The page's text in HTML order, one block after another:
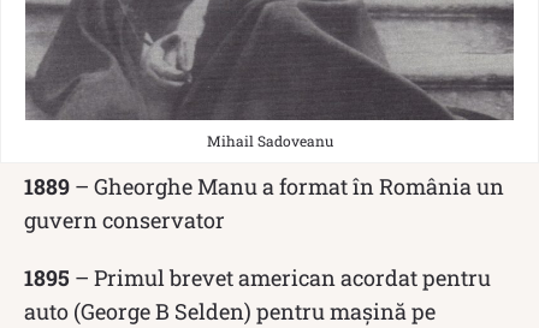
Mihail Sadoveanu
1889 – Gheorghe Manu a format în România un
guvern conservator
1895 – Primul brevet american acordat pentru
auto (George B Selden) pentru mașină pe